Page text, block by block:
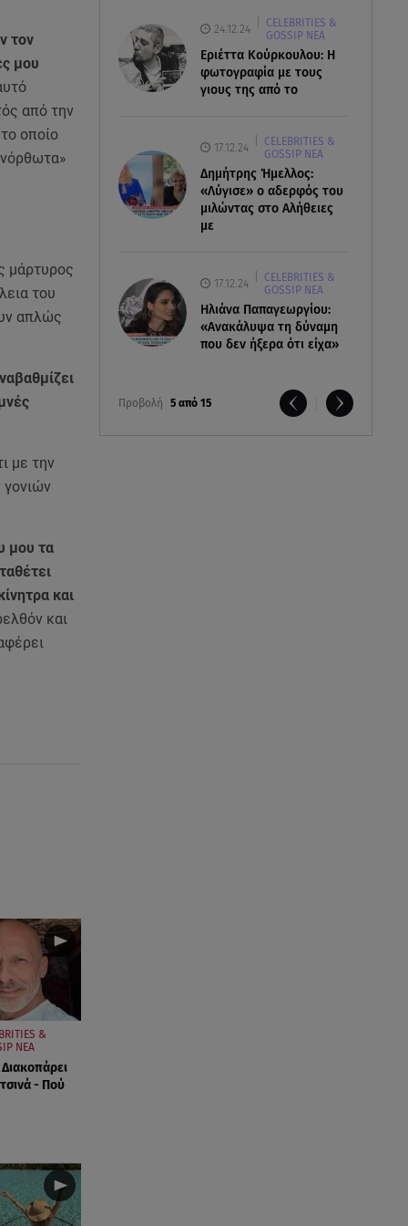
24.12.24
CELEBRITIES &
GOSSIP ΝΕΑ
Εριέττα Κούρκουλου: Η
φωτογραφία με τους
γιους της από το
17.12.24
CELEBRITIES &
GOSSIP ΝΕΑ
Δημήτρης Ήμελλος:
«Λύγισε» ο αδερφός του
μιλώντας στο Αλήθειες
με
17.12.24
CELEBRITIES &
GOSSIP ΝΕΑ
Ηλιάνα Παπαγεωργίου:
«Ανακάλυψα τη δύναμη
που δεν ήξερα ότι είχα»
Προβολή 5 από 15
τον
μου
από την
οποίο
μάρτυρος
του
απλώς
με την
γονιών
μου τα
και
και
&
ΝΕΑ
- Πού